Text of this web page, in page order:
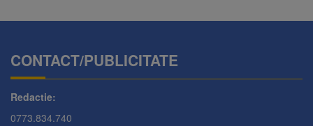
CONTACT/PUBLICITATE
Redactie:
0773.834.740